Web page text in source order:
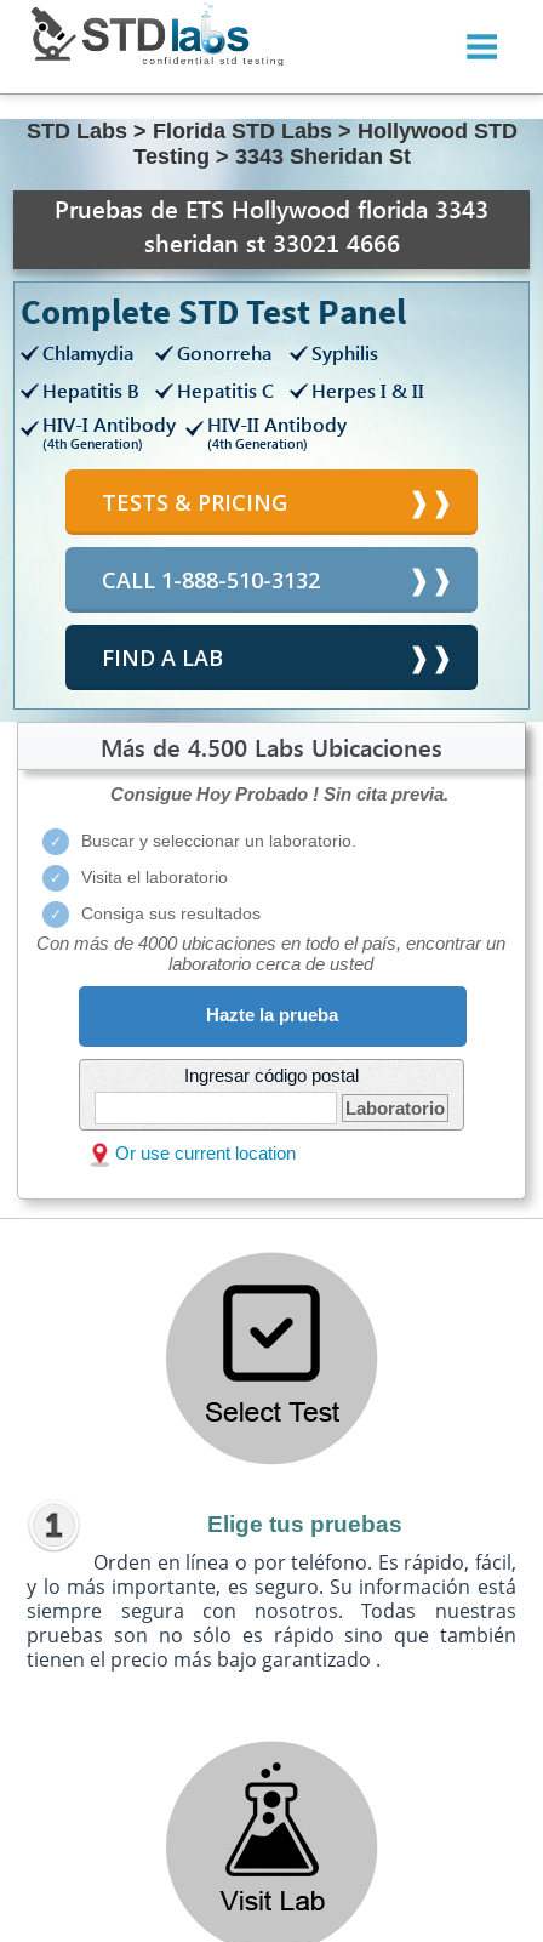
STD Labs > Florida STD Labs > Hollywood STD
Testing > 3343 Sheridan St
Pruebas de ETS Hollywood florida 3343
sheridan st 33021 4666
Complete STD Test Panel
Chlamydia Gonorreha
Syphilis
Hepatitis B
Hepatitis C
Herpes I & II
HIV-I Antibody
(4th Generation)
HIV-II Antibody
(4th Generation)
TESTS & PRICING
CALL 1-888-510-3132
FIND A LAB
Más de 4.500 Labs Ubicaciones
Consigue Hoy Probado ! Sin cita previa.
Buscar y seleccionar un laboratorio.
Visita el laboratorio
Consiga sus resultados
Con más de 4000 ubicaciones en todo el país, encontrar un
laboratorio cerca de usted
Hazte la prueba
Ingresar código postal
Laboratorio
Or use current location
Elige tus pruebas
Orden en línea o por teléfono. Es rápido, fácil,
y lo más importante, es seguro. Su información está
siempre segura con nosotros. Todas nuestras
pruebas son no sólo es rápido sino que también
tienen el precio más bajo garantizado .